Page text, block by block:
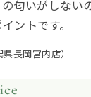
匂いがしない
ントです。
長岡宮内店）